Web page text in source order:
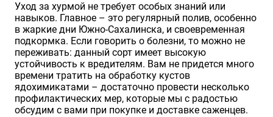
Уход за хурмой не требует особых знаний или
навыков. Главное – это регулярный полив, особенно
в жаркие дни Южно-Сахалинска, и своевременная
подкормка. Если говорить о болезни, то можно не
переживать: данный сорт имеет высокую
устойчивость к вредителям. Вам не придется много
времени тратить на обработку кустов
ядохимикатами – достаточно провести несколько
профилактических мер, которые мы с радостью
обсудим с вами при покупке и доставке саженцев.